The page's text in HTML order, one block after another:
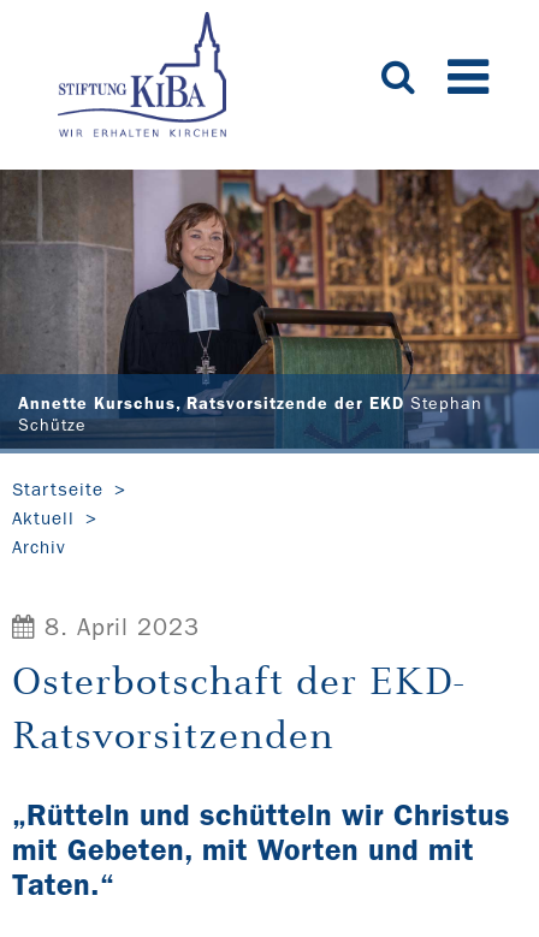
Annette Kurschus, Ratsvorsitzende der EKD Stephan
Schütze
Startseite
Aktuell
Archiv
8. April 2023
Osterbotschaft der EKD-
Ratsvorsitzenden
„Rütteln und schütteln wir Christus
mit Gebeten, mit Worten und mit
Taten.“